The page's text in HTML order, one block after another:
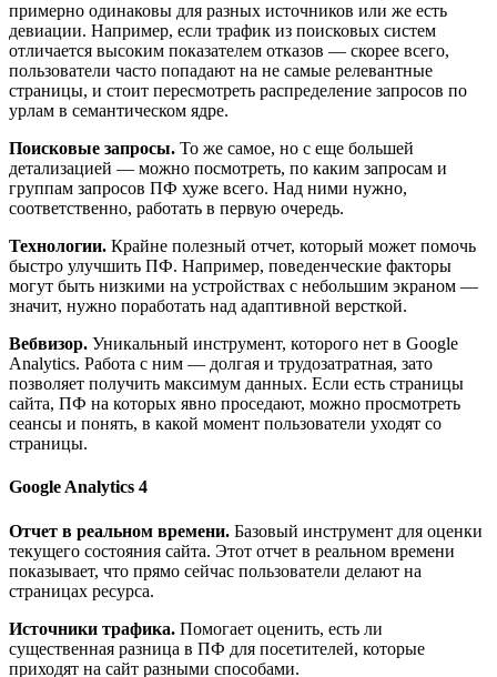
примерно одинаковы для разных источников или же есть
девиации. Например, если трафик из поисковых систем
отличается высоким показателем отказов — скорее всего,
пользователи часто попадают на не самые релевантные
страницы, и стоит пересмотреть распределение запросов по
урлам в семантическом ядре.
Поисковые запросы. То же самое, но с еще большей
детализацией — можно посмотреть, по каким запросам и
группам запросов ПФ хуже всего. Над ними нужно,
соответственно, работать в первую очередь.
Технологии. Крайне полезный отчет, который может помочь
быстро улучшить ПФ. Например, поведенческие факторы
могут быть низкими на устройствах с небольшим экраном —
значит, нужно поработать над адаптивной версткой.
Вебвизор. Уникальный инструмент, которого нет в Google
Analytics. Работа с ним — долгая и трудозатратная, зато
позволяет получить максимум данных. Если есть страницы
сайта, ПФ на которых явно проседают, можно просмотреть
сеансы и понять, в какой момент пользователи уходят со
страницы.
Google Analytics 4
Отчет в реальном времени. Базовый инструмент для оценки
текущего состояния сайта. Этот отчет в реальном времени
показывает, что прямо сейчас пользователи делают на
страницах ресурса.
Источники трафика. Помогает оценить, есть ли
существенная разница в ПФ для посетителей, которые
приходят на сайт разными способами.